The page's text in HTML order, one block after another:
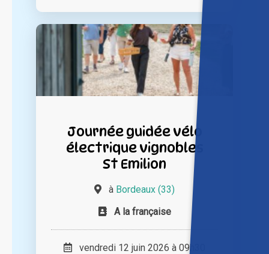
Journée guidée vélo
électrique vignobles
St Emilion
à Bordeaux (33)
A la française
vendredi 12 juin 2026 à 09h30